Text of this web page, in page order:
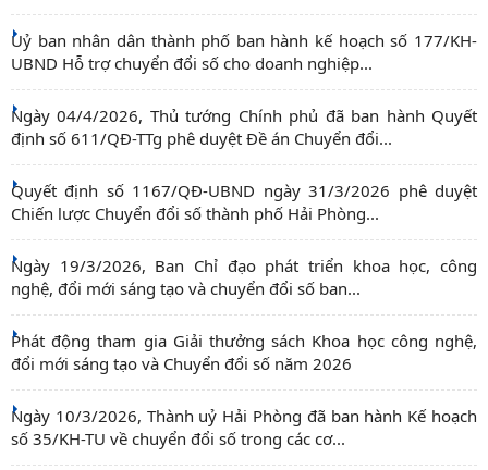
Uỷ ban nhân dân thành phố ban hành kế hoạch số 177/KH-
UBND Hỗ trợ chuyển đổi số cho doanh nghiệp...
Ngày 04/4/2026, Thủ tướng Chính phủ đã ban hành Quyết
định số 611/QĐ-TTg phê duyệt Đề án Chuyển đổi...
Quyết định số 1167/QĐ-UBND ngày 31/3/2026 phê duyệt
Chiến lược Chuyển đổi số thành phố Hải Phòng...
Ngày 19/3/2026, Ban Chỉ đạo phát triển khoa học, công
nghệ, đổi mới sáng tạo và chuyển đổi số ban...
Phát động tham gia Giải thưởng sách Khoa học công nghệ,
đổi mới sáng tạo và Chuyển đổi số năm 2026
Ngày 10/3/2026, Thành uỷ Hải Phòng đã ban hành Kế hoạch
số 35/KH-TU về chuyển đổi số trong các cơ...